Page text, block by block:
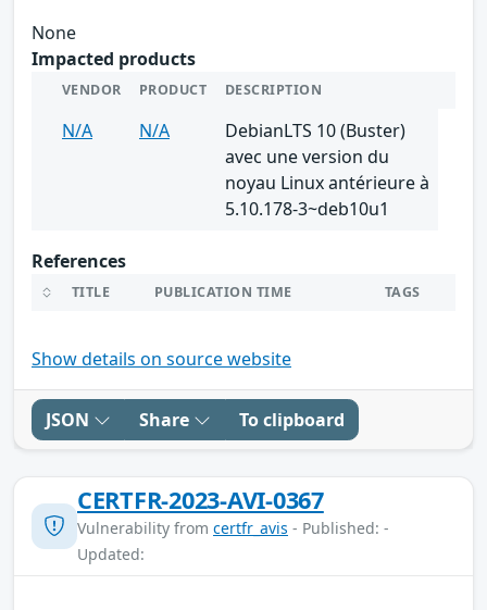
None
Impacted products
VENDOR PRODUCT DESCRIPTION
N/A N/A
DebianLTS 10 (Buster)
avec une version du
noyau Linux antérieure à
5.10.178-3~deb10u1
References
TITLE PUBLICATION TIME TAGS
Show details on source website
JSON Share To clipboard
CERTFR-2023-AVI-0367
Vulnerability from certfr_avis - Published: -
Updated: